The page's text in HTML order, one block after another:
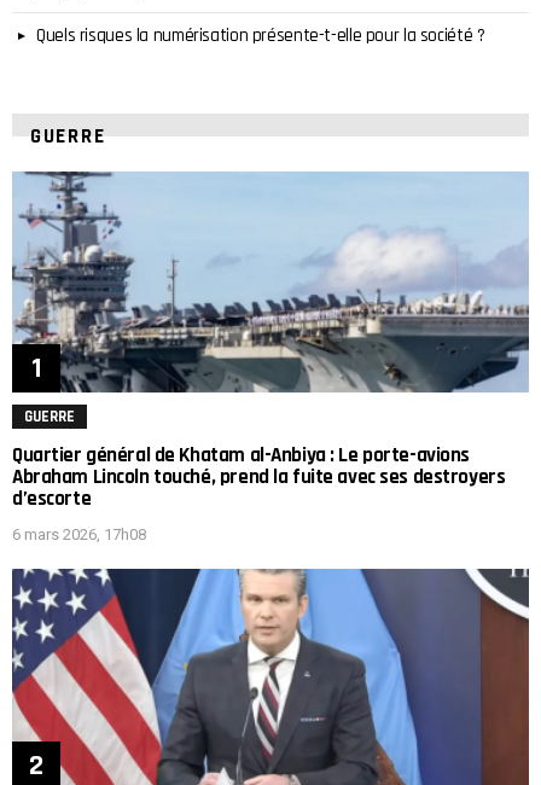
Quels risques la numérisation présente-t-elle pour la société ?
GUERRE
GUERRE
Quartier général de Khatam al-Anbiya : Le porte-avions
Abraham Lincoln touché, prend la fuite avec ses destroyers
d’escorte
6 mars 2026, 17h08